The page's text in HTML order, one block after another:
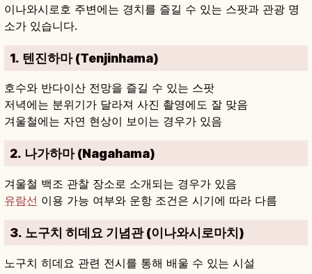
이나와시로호 주변에는 경치를 즐길 수 있는 스팟과 관광 명
소가 있습니다.
1. 텐진하마 (Tenjinhama)
호수와 반다이산 전망을 즐길 수 있는 스팟
저녁에는 분위기가 달라져 사진 촬영에도 잘 맞음
겨울철에는 자연 현상이 보이는 경우가 있음
2. 나가하마 (Nagahama)
겨울철 백조 관찰 장소로 소개되는 경우가 있음
유람선 이용 가능 여부와 운항 조건은 시기에 따라 다름
3. 노구치 히데요 기념관 (이나와시로마치)
노구치 히데요 관련 전시를 통해 배울 수 있는 시설